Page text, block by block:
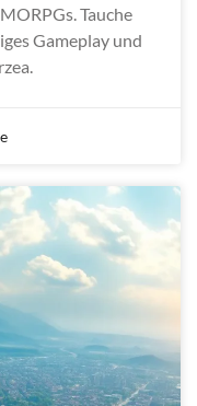
Tauche
Gameplay und